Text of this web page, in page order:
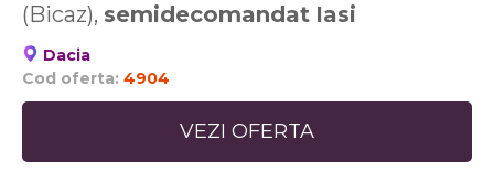
(Bicaz), semidecomandat Iasi
Dacia
Cod oferta: 4904
VEZI OFERTA